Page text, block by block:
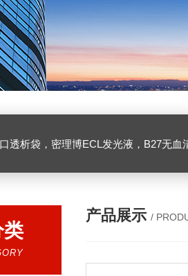
析袋，密理博ECL发光液，B27无血清培养基，N2培养基，紫外酶标板，Gibco胶原酶，
类
产品展示 /